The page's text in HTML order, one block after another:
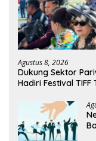
Agustus 8, 2026
Dukung Sektor
Hadiri Festival TIFF